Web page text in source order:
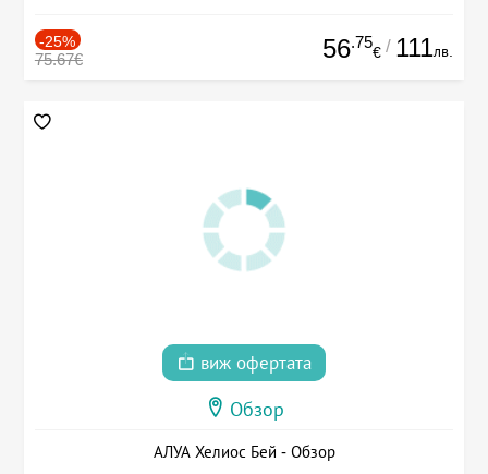
-25%
75.67€ 56.75
€ / 111лв.
виж офертата
Обзор
АЛУА Хелиос Бей - Обзор